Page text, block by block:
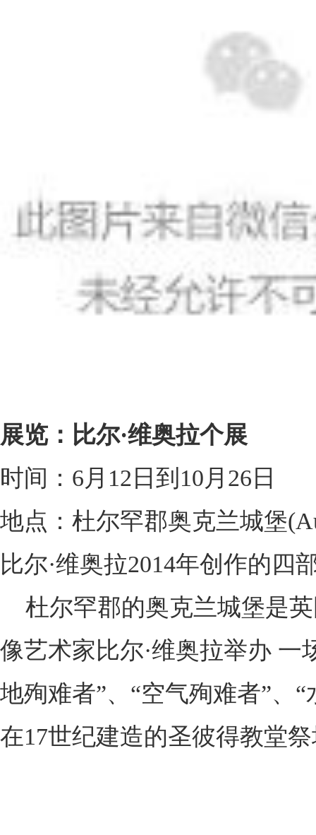
展览：比尔·维奥拉个展
时间：6月12日到10月26日
地点：杜尔罕郡奥克兰城堡
比尔·维奥拉2014年创作的四
杜尔罕郡的奥克兰城堡是
像艺术家比尔·维奥拉举办 一
地殉难者”、“空气殉难者”、
在17世纪建造的圣彼得教堂